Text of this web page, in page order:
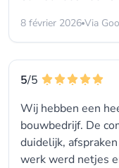
8 février 2026 Via
5/5
Wij hebben een
bouwbedrijf. De
duidelijk,
werk werd netjes